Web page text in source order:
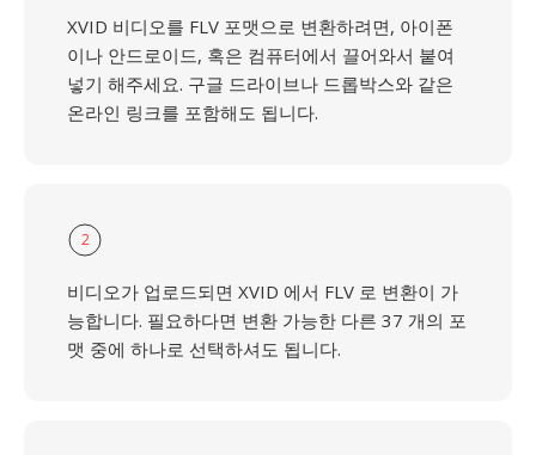
XVID 비디오를 FLV 포맷으로 변환하려면, 아이폰
이나 안드로이드, 혹은 컴퓨터에서 끌어와서 붙여
넣기 해주세요. 구글 드라이브나 드롭박스와 같은
온라인 링크를 포함해도 됩니다.
2
비디오가 업로드되면 XVID 에서 FLV 로 변환이 가
능합니다. 필요하다면 변환 가능한 다른 37 개의 포
맷 중에 하나로 선택하셔도 됩니다.